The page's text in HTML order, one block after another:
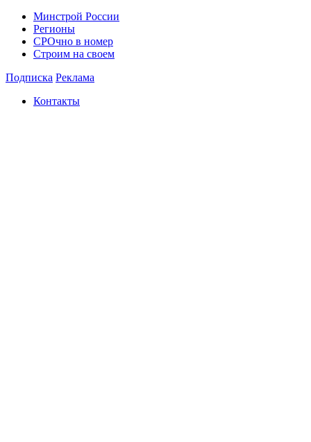
Минстрой России
Регионы
СРОчно в номер
Строим на своем
Подписка Реклама
Контакты